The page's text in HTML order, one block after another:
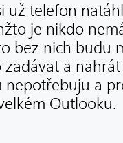
už telefon
je nikdo
bez nich budu
a nahrát
nepotřebuju a
Outlooku.